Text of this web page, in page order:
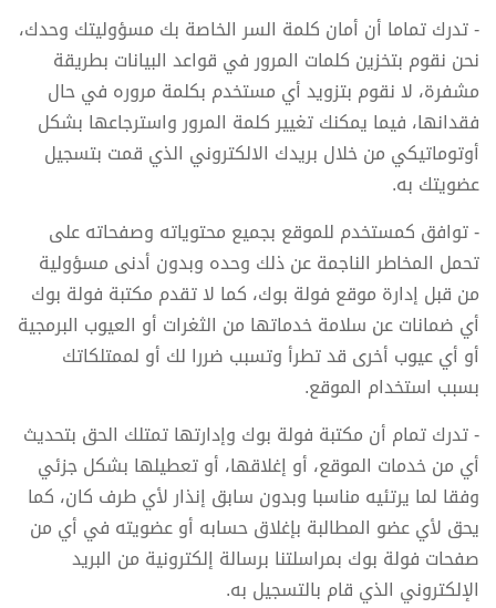
- تدرك تماما أن أمان كلمة السر الخاصة بك مسؤوليتك وحدك،
نحن نقوم بتخزين كلمات المرور في قواعد البيانات بطريقة
مشفرة، لا نقوم بتزويد أي مستخدم بكلمة مروره في حال
فقدانها، فيما يمكنك تغيير كلمة المرور واسترجاعها بشكل
أوتوماتيكي من خلال بريدك الالكتروني الذي قمت بتسجيل
عضويتك به.
- توافق كمستخدم للموقع بجميع محتوياته وصفحاته على
تحمل المخاطر الناجمة عن ذلك وحده وبدون أدنى مسؤولية
من قبل إدارة موقع فولة بوك، كما لا تقدم مكتبة فولة بوك
أي ضمانات عن سلامة خدماتها من الثغرات أو العيوب البرمجية
أو أي عيوب أخرى قد تطرأ وتسبب ضررا لك أو لممتلكاتك
بسبب استخدام الموقع.
- تدرك تمام أن مكتبة فولة بوك وإدارتها تمتلك الحق بتحديث
أي من خدمات الموقع، أو إغلاقها، أو تعطيلها بشكل جزئي
وفقا لما يرتئيه مناسبا وبدون سابق إنذار لأي طرف كان، كما
يحق لأي عضو المطالبة بإغلاق حسابه أو عضويته في أي من
صفحات فولة بوك بمراسلتنا برسالة إلكترونية من البريد
الإلكتروني الذي قام بالتسجيل به.